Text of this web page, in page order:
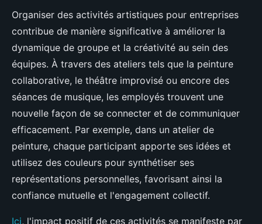
Organiser des activités artistiques pour entreprises
contribue de manière significative à améliorer la
dynamique de groupe et la créativité au sein des
équipes. À travers des ateliers tels que la peinture
collaborative, le théâtre improvisé ou encore des
séances de musique, les employés trouvent une
nouvelle façon de se connecter et de communiquer
efficacement. Par exemple, dans un atelier de
peinture, chaque participant apporte ses idées et
utilisez des couleurs pour synthétiser ses
représentations personnelles, favorisant ainsi la
confiance mutuelle et l'engagement collectif.
Ici, l'impact positif de ces activités se manifeste par